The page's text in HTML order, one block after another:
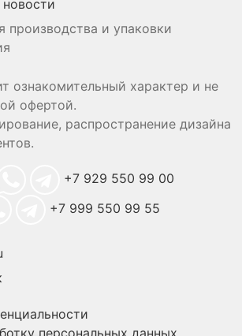
производства и упаковки
ознакомительный характер и не
офертой.
распространение дизайна
+7 929 550 99 00
+7 999 550 99 55